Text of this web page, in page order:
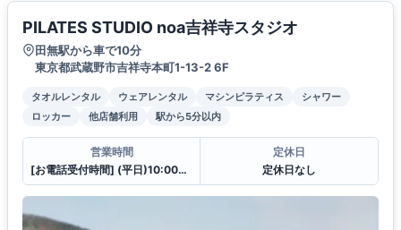
PILATES STUDIO noa吉祥寺スタジオ
田無駅から車で10分
東京都武蔵野市吉祥寺本町1-13-2 6F
タオルレンタル ウェアレンタル マシンピラティス
シャワー
ロッカー
他店舗利用 駅から5分以内
営業時間
[お電話受付時間] (平日)10:00〜23:00 (土・日)10:00〜21:00
定休日
定休日なし